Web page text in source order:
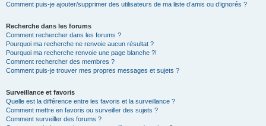
Comment puis-je ajouter/supprimer des utilisateurs de ma liste d’amis ou d’ignorés ?
Recherche dans les forums
Comment rechercher dans les forums ?
Pourquoi ma recherche ne renvoie aucun résultat ?
Pourquoi ma recherche renvoie une page blanche ?!
Comment rechercher des membres ?
Comment puis-je trouver mes propres messages et sujets ?
Surveillance et favoris
Quelle est la différence entre les favoris et la surveillance ?
Comment mettre en favoris ou surveiller des sujets ?
Comment surveiller des forums ?